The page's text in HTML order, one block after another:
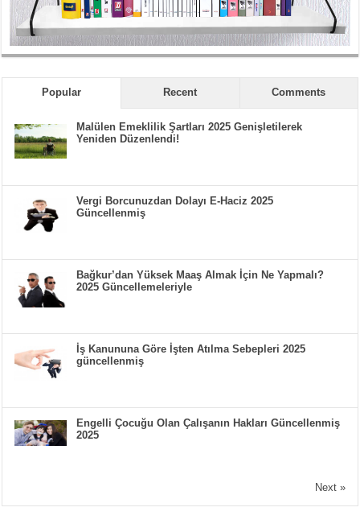
Popular Recent Comments
Malülen Emeklilik Şartları 2025 Genişletilerek
Yeniden Düzenlendi!
Vergi Borcunuzdan Dolayı E-Haciz 2025
Güncellenmiş
Bağkur’dan Yüksek Maaş Almak İçin Ne Yapmalı?
2025 Güncellemeleriyle
İş Kanununa Göre İşten Atılma Sebepleri 2025
güncellenmiş
Engelli Çocuğu Olan Çalışanın Hakları Güncellenmiş
2025
Next »